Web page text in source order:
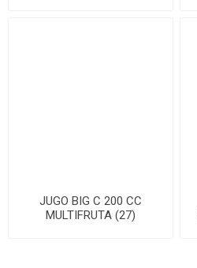
JUGO BIG C 200 CC
MULTIFRUTA (27)